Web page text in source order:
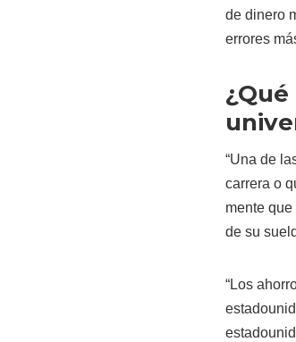
de dinero
errores
“Una de
carrera o
mente
de su
“Los